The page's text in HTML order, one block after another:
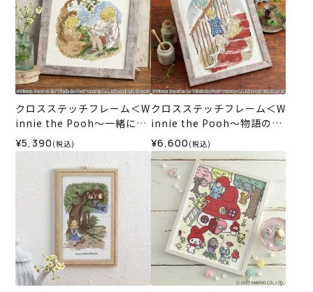
クロスステッチフレーム＜W
innie the Pooh～一緒にお
はなし～＞
¥5,390 (税込)
クロスステッチフレーム＜W
innie the Pooh～物語のは
じまり～＞
¥6,600 (税込)